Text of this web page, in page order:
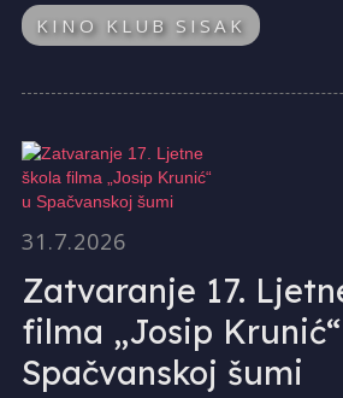
KINO KLUB SISAK
31.7.2026
Zatvaranje 17.
filma „Josip
Spačvanskoj šumi